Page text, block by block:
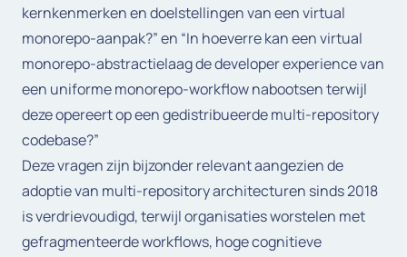
kernkenmerken en doelstellingen van een virtual
monorepo-aanpak?”en “In hoeverre kan een virtual
monorepo-abstractielaag de developer experience van
een uniforme monorepo-workflow nabootsen terwijl
deze opereert op een gedistribueerde multi-repository
codebase?”
Deze vragen zijn bijzonder relevant aangezien de
adoptie van multi-repository architecturen sinds 2018
is verdrievoudigd, terwijl organisaties worstelen met
gefragmenteerde workflows, hoge cognitieve